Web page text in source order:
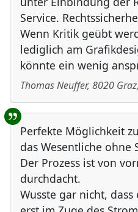
Service.
Wenn Kritik geübt
lediglich am
könnte ein wenig
Thomas Neuffer, 8020 Graz,
Perfekte Möglichkeit
das Wesentliche ohne
Der Prozess ist von
durchdacht.
Wusste gar nicht,